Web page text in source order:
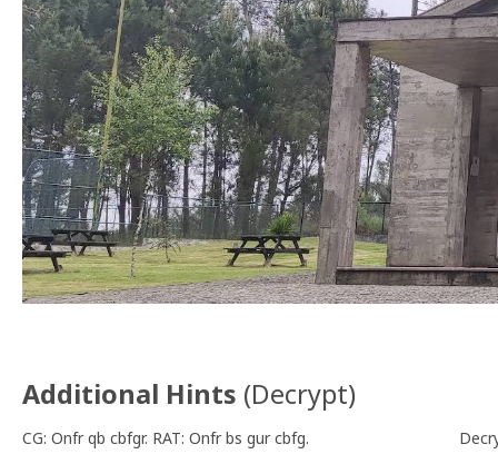
Additional Hints (Decrypt)
CG: Onfr qb cbfgr. RAT: Onfr bs gur cbfg.